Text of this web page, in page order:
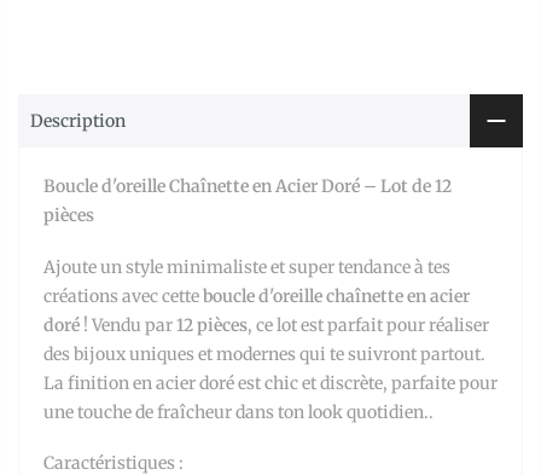
Description
Boucle d'oreille Chaînette en Acier Doré – Lot de 12
pièces
Ajoute un style minimaliste et super tendance à tes
créations avec cetteboucle d'oreille chaînette en acier
doré ! Vendu par 12 pièces, ce lot est parfait pour réaliser
des bijoux uniques et modernes qui te suivront partout.
La finition en acier doré est chic et discrète, parfaite pour
une touche de fraîcheur dans ton look quotidien..
Caractéristiques :